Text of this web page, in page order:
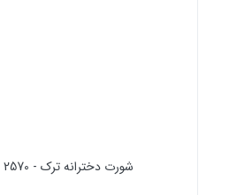
شورت دخترانه ترک - 2570 براک